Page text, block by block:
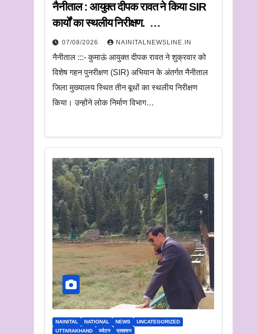
नैनीताल : आयुक्त दीपक रावत ने किया SIR
कार्यों का स्थलीय निरीक्षण.
अधिकारियों को दिए समयबद्ध निस्तारण और
पारदर्शिता के निर्देश
07/08/2026 NAINITALNEWSLINE.IN
नैनीताल :::- कुमाऊं आयुक्त दीपक रावत ने शुक्रवार को
विशेष गहन पुनरीक्षण (SIR) अभियान के अंतर्गत नैनीताल
जिला मुख्यालय स्थित तीन बूथों का स्थलीय निरीक्षण
किया। उन्होंने लोक निर्माण विभाग…
NAINITAL NATIONAL NEWS
UNCATEGORIZED
UTTARAKHAND
पर्यटन प्रशासन